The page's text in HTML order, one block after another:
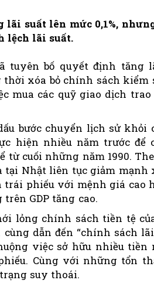
suất lên mức 0,1%,
lệch lãi suất.
tuyên bố quyết định tăng
thời xóa bỏ chính sách kiểm
mua các quỹ giao dịch
bước chuyển lịch sử khỏi
hiện nhiều năm trước để
cuối những năm 1990.
tại Nhật liên tục giảm mạnh
trái phiếu với mệnh giá cao
GDP tăng cao.
lỏng chính sách tiền tệ
dẫn đến “chính sách lãi
việc sở hữu nhiều tiền
Cùng với những tổn
suy thoái.